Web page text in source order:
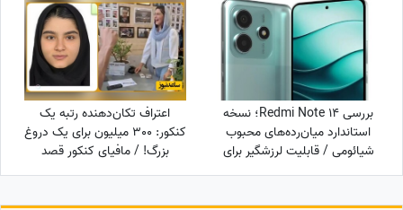
بررسی Redmi Note 14؛ نسخه
استاندارد میان‌رده‌های محبوب
شیائومی / قابلیت لرزشگیر برای
دوربین اصلی شیائومی
اعتراف تکان‌دهنده رتبه یک
کنکور: 300 میلیون برای یک دروغ
بزرگ! / مافیای کنکور قصد
داشت...